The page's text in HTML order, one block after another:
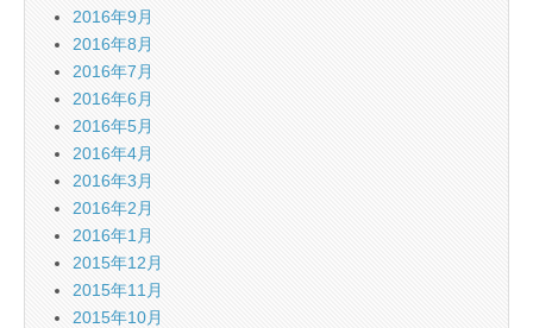
2016年9月
2016年8月
2016年7月
2016年6月
2016年5月
2016年4月
2016年3月
2016年2月
2016年1月
2015年12月
2015年11月
2015年10月